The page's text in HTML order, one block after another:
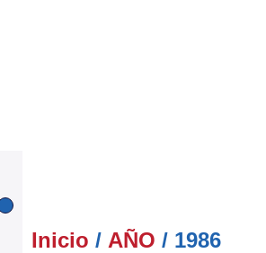
Inicio / AÑO / 1986